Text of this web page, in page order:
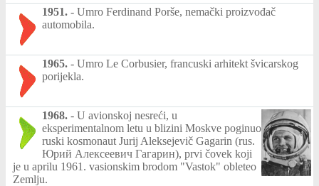
1951. - Umro Ferdinand Porše, nemački proizvođač
automobila.
1965. - Umro Le Corbusier, francuski arhitekt švicarskog
porijekla.
1968. - U avionskoj nesreći, u
eksperimentalnom letu u blizini Moskve poginuo
ruski kosmonaut Jurij Aleksejevič Gagarin (rus.
Юрий Алексеевич Гагарин), prvi čovek koji
je u aprilu 1961. vasionskim brodom "Vastok" obleteo
Zemlju.